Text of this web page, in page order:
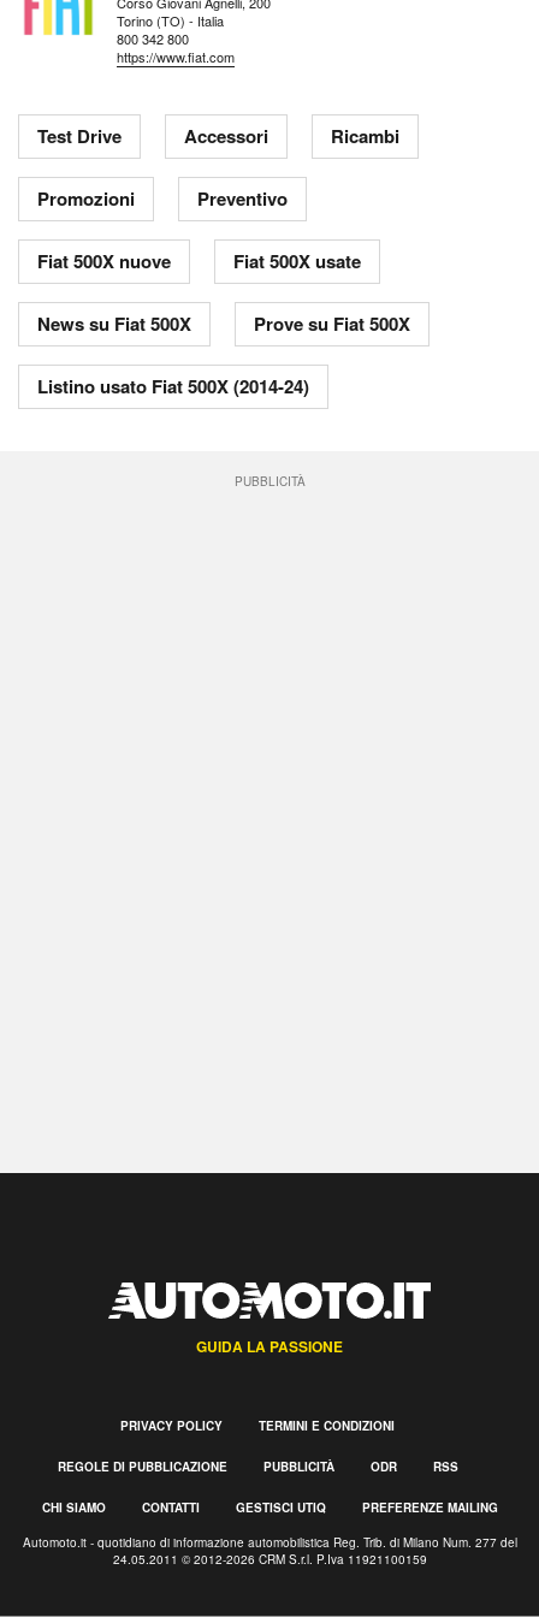
Torino (TO) - Italia
800 342 800
https://www.fiat.com
Test Drive Accessori Ricambi
Promozioni Preventivo
Fiat 500X nuove Fiat 500X usate
News su Fiat 500X Prove su Fiat 500X
Listino usato Fiat 500X (2014-24)
PUBBLICITÀ
GUIDA LA PASSIONE
PRIVACY POLICY TERMINI E CONDIZIONI
REGOLE DI PUBBLICAZIONE PUBBLICITÀ ODR RSS
CHI SIAMO CONTATTI GESTISCI UTIQ PREFERENZE MAILING
Automoto.it - quotidiano di informazione automobilistica Reg. Trib. di Milano Num. 277 del
24.05.2011 © 2012-2026 CRM S.r.l. P.Iva 11921100159